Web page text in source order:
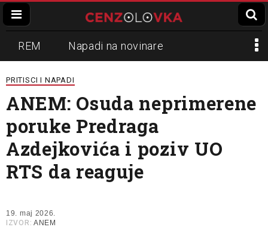
REM Napadi na novinare
Zvučni top
Propaganda Lokalni mediji
Informer Slavko Ćuruvija
PRITISCI I NAPADI
ANEM: Osuda neprimerene
poruke Predraga
Azdejkovića i poziv UO
RTS da reaguje
19. maj 2026.
IZVOR: ANEM